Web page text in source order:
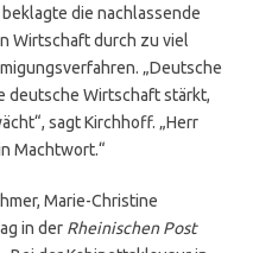
die nachlassende
Wirtschaft durch zu viel
„Deutsche
deutsche Wirtschaft stärkt,
sagt Kirchhoff. „Herr
Machtwort.“
Marie-Christine
in der Rheinischen Post